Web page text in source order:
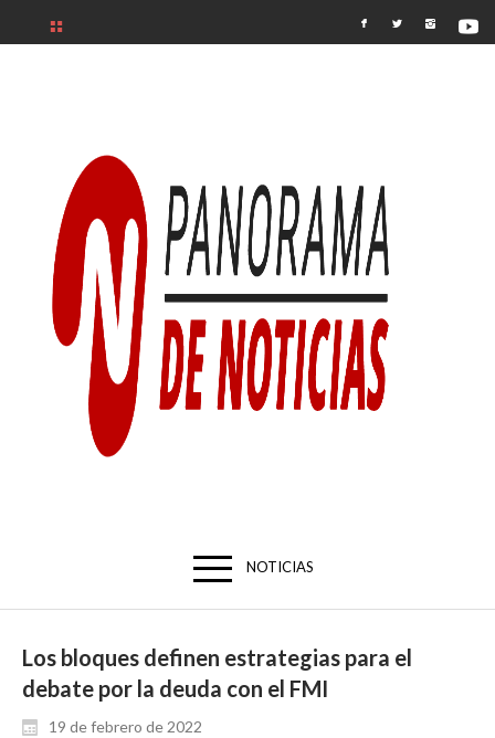
NOTICIAS
Los bloques definen estrategias para el
debate por la deuda con el FMI
19 de febrero de 2022